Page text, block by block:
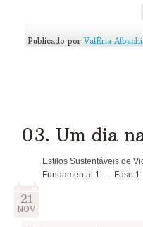
Reúna sua
pontos de
cooperativa e
parceria para a
recicláveis que
Conta pra
Publicado por ValÉria
03. Um dia
Estilos Sustentáveis de
Fundamental 1
- Fase 1
21
NOV